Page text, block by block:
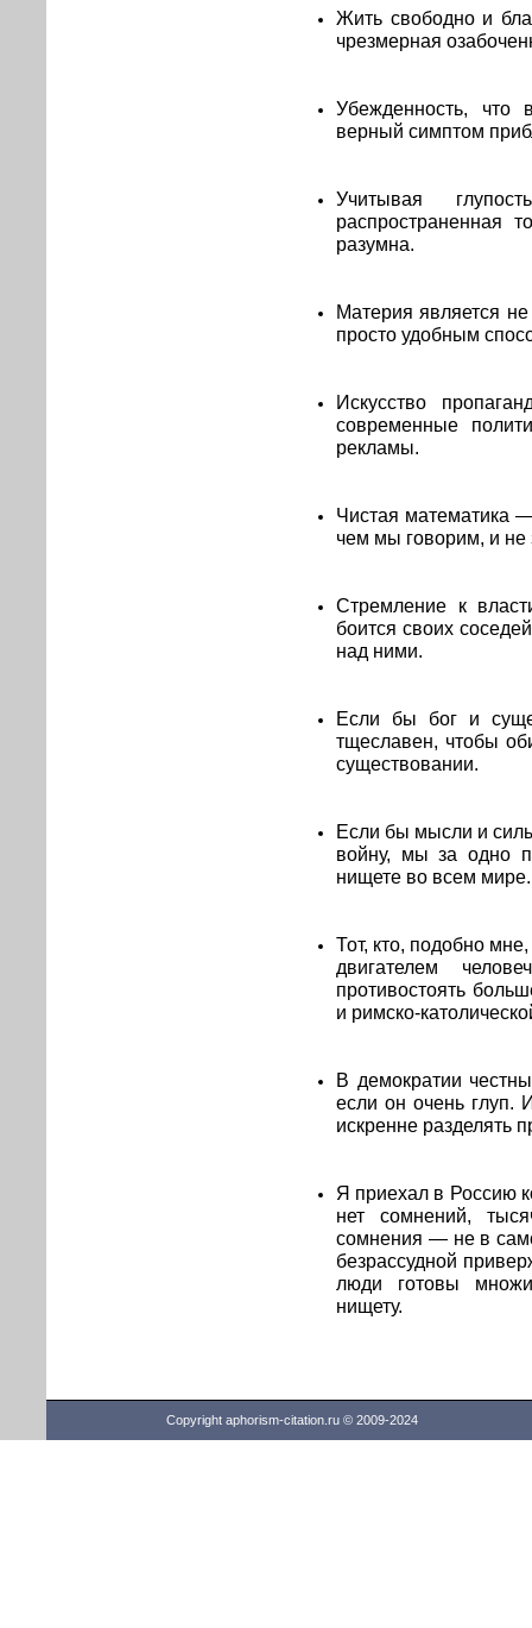
Жить свободно и
чрезмерная
Убежденность,
верный симптом
Учитывая
распространенная
разумна.
Материя является
просто удобным
Искусство
современные
рекламы.
Чистая математика
чем мы говорим, и не
Стремление к
боится своих
над ними.
Если бы бог и
тщеславен, чтобы
существовании.
Если бы мысли и
войну, мы за одно
нищете во всем мире.
Тот, кто, подобно
двигателем
противостоять
и римско-
В демократии
если он очень глуп.
искренне разделять
Я приехал в Россию
нет сомнений,
сомнения — не в
безрассудной
люди готовы
нищету.
Copyright aphorism-citation.ru © 2009-2024